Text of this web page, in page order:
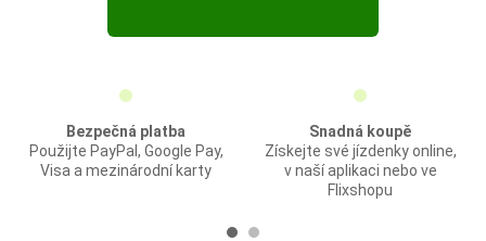
Bezpečná platba
Použijte PayPal, Google Pay,
Visa a mezinárodní karty
Snadná koupě
Získejte své jízdenky online,
v naší aplikaci nebo ve
Flixshopu